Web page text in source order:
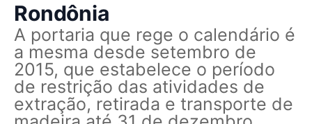
Rondônia
A portaria que rege o calendário é
a mesma desde setembro de
2015, que estabelece o período
de restrição das atividades de
extração, retirada e transporte de